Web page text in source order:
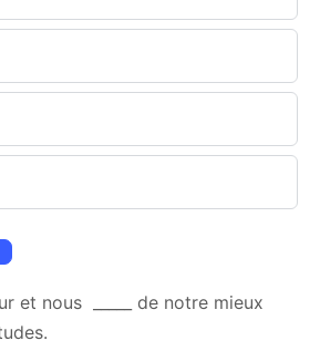
et nous _____ de notre mieux